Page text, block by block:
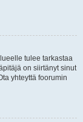
tulee tarkastaa
on siirtänyt sinut
yhteyttä foorumin